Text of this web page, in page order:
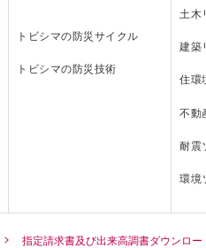
トビシマの防災サイクル
トビシマの防災技術
土木
建築
住環
不動
耐震
環境
指定請求書及び出来高調書ダウンロ